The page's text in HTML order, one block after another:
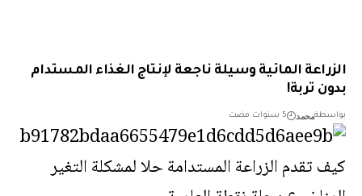
المائية وسيلة ناجعة لإنتاج الغذاء المستدام
تربة!
محمد 5 سنوات مضت